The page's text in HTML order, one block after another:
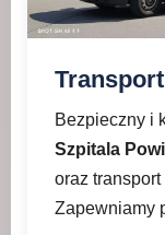
Bezpieczny i
Szpitala
oraz
Zapewniamy